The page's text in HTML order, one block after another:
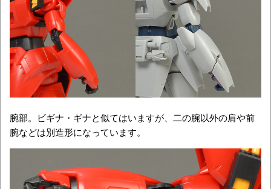
腕部。ビギナ・ギナと似てはいますが、二の腕以外の肩や前
腕などは別造形になっています。